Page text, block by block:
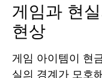
게임과 현
현상
게임 아이템이 현
실의 경계가 모호